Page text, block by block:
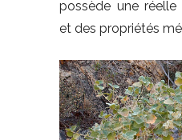
possède une
et des propriétés